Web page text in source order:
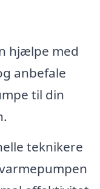
hjælpe med
anbefale
til din
teknikere